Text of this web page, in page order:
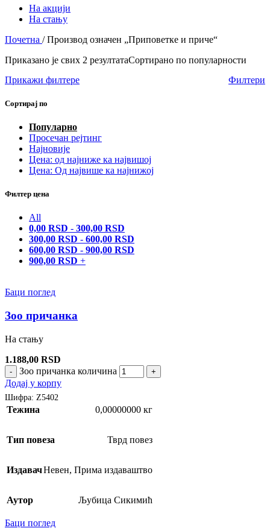
На акцији
На стању
Почетна / Производ oзначен „Приповетке и приче“
Приказано је свих 2 резултатаСортирано по популарности
Прикажи филтере
Филтери
Сортирај по
Популарно
Просечан рејтинг
Најновије
Цена: од најниже ка највишој
Цена: Од највише ка најнижој
Филтер цена
All
0,00 RSD - 300,00 RSD
300,00 RSD - 600,00 RSD
600,00 RSD - 900,00 RSD
900,00 RSD +
Баци поглед
Зоо причанка
На стању
1.188,00 RSD
- Зоо причанка количина +
Додај у корпу
Шифра: Z5402
Тежина 0,00000000 кг
Тип повеза Тврд повез
ИздавачНевен, Прима издаваштво
Аутор Љубица Сикимић
Баци поглед